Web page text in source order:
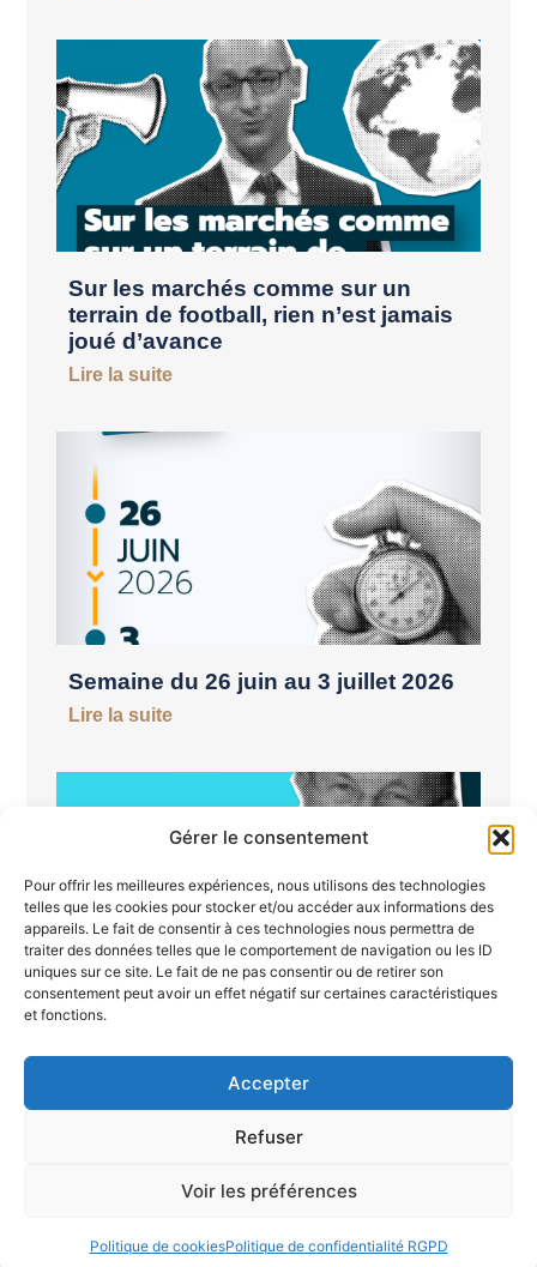
Gérer le consentement
Pour offrir les meilleures expériences, nous utilisons des technologies
telles que les cookies pour stocker et/ou accéder aux informations des
appareils. Le fait de consentir à ces technologies nous permettra de
traiter des données telles que le comportement de navigation ou les ID
uniques sur ce site. Le fait de ne pas consentir ou de retirer son
consentement peut avoir un effet négatif sur certaines caractéristiques
et fonctions.
Accepter
Refuser
Voir les préférences
Politique de cookiesPolitique de confidentialité RGPD
Sur les marchés comme sur un
terrain de football, rien n’est jamais
joué d’avance
Lire la suite
Semaine du 26 juin au 3 juillet 2026
Lire la suite
William Sharpe : l’homme qui a
Lire la suite